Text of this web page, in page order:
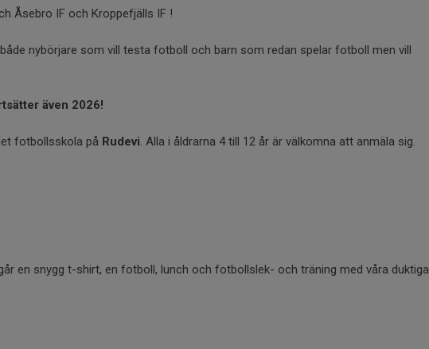
Åsebro IF och Kroppefjälls IF !
nybörjare som vill testa fotboll och barn som redan spelar fotboll men vill
även 2026!
fotbollsskola på Rudevi. Alla i åldrarna 4 till 12 år är välkomna att anmäla sig.
en snygg t-shirt, en fotboll, lunch och fotbollslek- och träning med våra duktiga